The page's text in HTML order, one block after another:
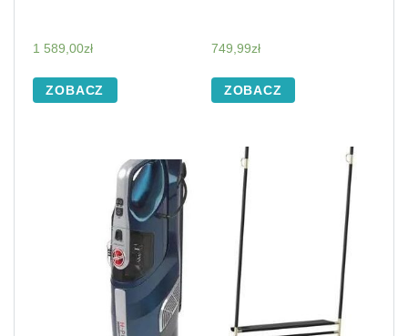
1 589,00zł
ZOBACZ
749,99zł
ZOBACZ